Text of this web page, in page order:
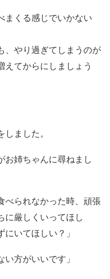
まくる感じでいかない
、やり過ぎてしまうのが
えてからにしましょう
ました。
お姉ちゃんに尋ねまし
られなかった時、頑張
に厳しくいってほし
いてほしい？」
方がいいです」